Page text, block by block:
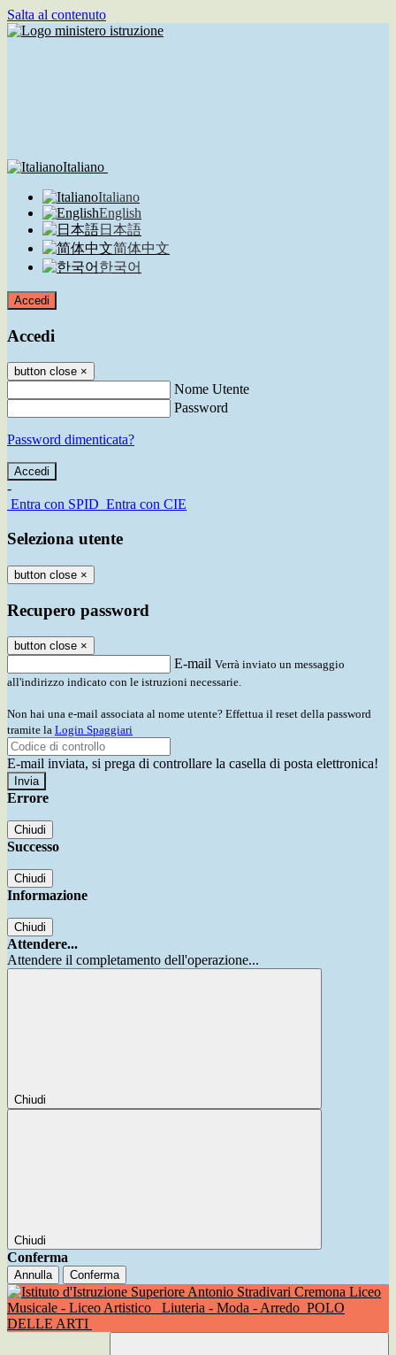
Salta al contenuto
Italiano
Italiano
English
日本語
简体中文
한국어
Accedi
Accedi
button close ×
Nome Utente
Password
Password dimenticata?
-
Entra con SPID Entra con CIE
Seleziona utente
button close ×
Recupero password
button close ×
E-mail Verrà inviato un messaggio
all'indirizzo indicato con le istruzioni necessarie.
Non hai una e-mail associata al nome utente? Effettua il reset della password
tramite la Login Spaggiari
E-mail inviata, si prega di controllare la casella di posta elettronica!
Errore
Chiudi
Successo
Chiudi
Informazione
Chiudi
Attendere...
Attendere il completamento dell'operazione...
Chiudi
Chiudi
Conferma
Annulla Conferma
Liceo
Musicale - Liceo Artistico
Liuteria - Moda - Arredo POLO
DELLE ARTI